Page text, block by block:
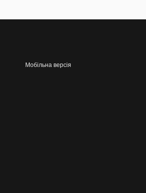
Мобільна версія